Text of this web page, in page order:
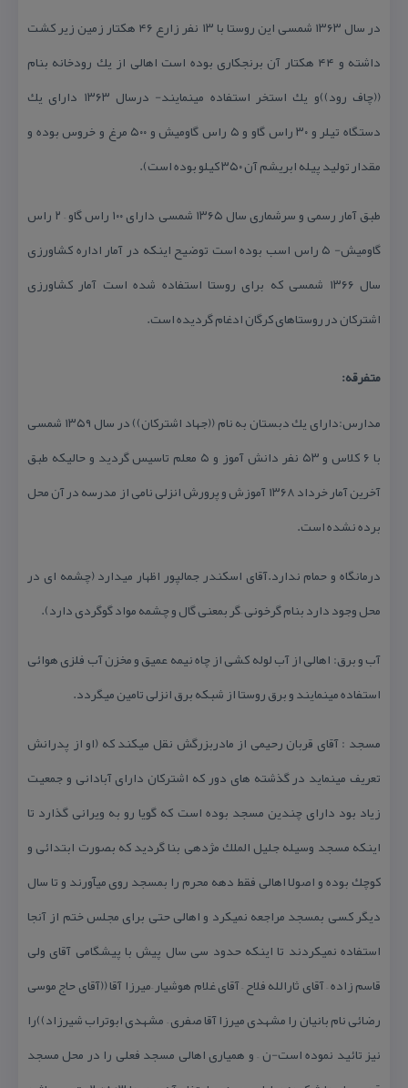
در سال ۱۳۶۳ شمسی این روستا با ۱۳ نفر زارع ۴۶ هكتار زمین زیر كشت
داشته و ۴۴ هكتار آن برنجكاری بوده است اهالی از یك رودخانه بنام
((چاف رود))و یك استخر استفاده مینمایند- درسال ۱۳۶۳ دارای یك
دستگاه تیلر و ۳۰ راس گاو و ۵ راس گاومیش و ۵۰۰ مرغ و خروس بوده و
مقدار تولید پیله ابریشم آن ۳۵۰ كیلو بوده است).
طبق آمار رسمی و سرشماری سال ۱۳۶۵ شمسی دارای ۱۰۰ راس گاو – ۲ راس
گاومیش- ۵ راس اسب بوده است توضیح اینكه در آمار اداره كشاورزی
سال ۱۳۶۶ شمسی كه برای روستا استفاده شده است آمار كشاورزی
اشتركان در روستاهای كرگان ادغام گردیده است.
متفرقه:
مدارس:دارای یك دبستان به نام ((جهاد اشتركان)) در سال ۱۳۵۹ شمسی
با ۶ كلاس و ۵۳ نفر دانش آموز و ۵ معلم تاسیس گردید و حالیكه طبق
آخرین آمار خرداد ۱۳۶۸ آموزش و پرورش انزلی نامی از مدرسه در آن محل
برده نشده است.
درمانگاه و حمام ندارد.آقای اسكندر جمالپور اظهار میدارد (چشمه ای در
محل وجود دارد بنام گرخونی –گر بمعنی گال و چشمه مواد گوگردی دارد).
آب و برق: اهالی از آب لوله كشی از چاه نیمه عمیق و مخزن آب فلزی هوائی
استفاده مینمایند و برق روستا از شبكه برق انزلی تامین میگردد.
مسجد : آقای قربان رحیمی از مادربزرگش نقل میكند كه (او از پدرانش
تعریف مینماید در گذشته های دور كه اشتركان دارای آبادانی و جمعیت
زیاد بود دارای چندین مسجد بوده است كه گویا رو به ویرانی گذارد تا
اینكه مسجد وسیله جلیل الملك مژدهی بنا گردید كه بصورت ابتدائی و
كوچك بوده و اصولا اهالی فقط دهه محرم را بمسجد روی میآورند و تا سال
دیگر كسی بمسجد مراجعه نمیكرد و اهالی حتی برای مجلس ختم از آنجا
استفاده نمیكردند تا اینكه حدود سی سال پیش با پیشگامی آقای ولی
قاسم زاده – آقای ثارالله فلاح – آقای غلام هوشیار –میرزا آقا ((آقای حاج موسی
رضائی نام بانیان را مشهدی میرزا آقا صفری – مشهدی ابوتراب شیرزاد))را
نیز تائید نموده است-ن – و همیاری اهالی مسجد فعلی را در محل مسجد